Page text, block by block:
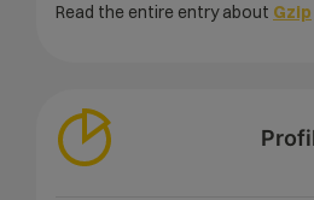
Read the entire entry about Gzip